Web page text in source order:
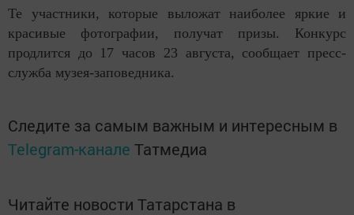
Те участники, которые выложат наиболее яркие и
красивые фотографии, получат призы. Конкурс
продлится до 17 часов 23 августа, сообщает пресс-
служба музея-заповедника.
Следите за самым важным и интересным в
Telegram-канале Татмедиа
Читайте новости Татарстана в